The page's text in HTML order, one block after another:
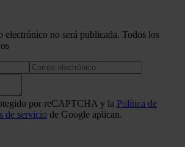
electrónico no será publicada. Todos los
por reCAPTCHA y la Política de
de servicio de Google aplican.